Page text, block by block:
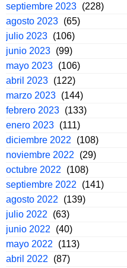
septiembre 2023 (228)
agosto 2023 (65)
julio 2023 (106)
junio 2023 (99)
mayo 2023 (106)
abril 2023 (122)
marzo 2023 (144)
febrero 2023 (133)
enero 2023 (111)
diciembre 2022
(108)
noviembre 2022
(29)
octubre 2022
(108)
septiembre 2022
(141)
agosto 2022
(139)
julio 2022
(63)
junio 2022
(40)
mayo 2022
(113)
abril 2022
(87)